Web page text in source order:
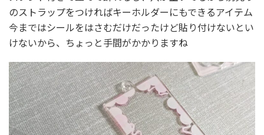
のストラップをつければキーホルダーにもできるアイテム
今まではシールをはさむだけだったけど貼り付けないとい
けないから、ちょっと手間がかかりますね